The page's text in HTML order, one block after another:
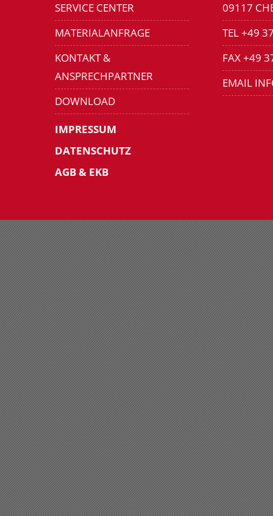
SERVICE CENTER
MATERIALANFRAGE
KONTAKT &
ANSPRECHPARTNER
DOWNLOAD
IMPRESSUM
DATENSCHUTZ
AGB & EKB
09117
TEL +49
FAX +49
EMAIL